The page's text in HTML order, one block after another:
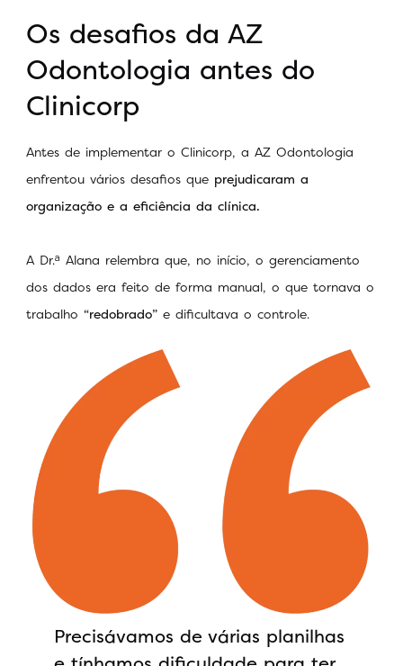
Os desafios da AZ
Odontologia antes do
Clinicorp
Antes de implementar o Clinicorp, a AZ Odontologia
enfrentou vários desafios que prejudicaram a
organização e a eficiência da clínica.
A Dr.ᵃ Alana relembra que, no início, o gerenciamento
dos dados era feito de forma manual, o que tornava o
trabalho “redobrado” e dificultava o controle.
Precisávamos de várias planilhas